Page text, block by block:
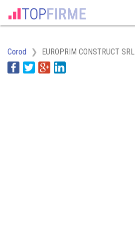
Corod EUROPRIM CONSTRUCT SRL